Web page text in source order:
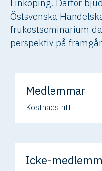
Linköping. Därför
Östsvenska
frukostseminarium
perspektiv på
Medlemmar
Kostnadsfritt
Icke-